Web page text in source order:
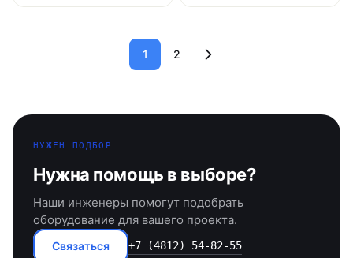
1 2
НУЖЕН ПОДБОР
Нужна помощь в выборе?
Наши инженеры помогут подобрать
оборудование для вашего проекта.
Связаться +7 (4812) 54-82-55